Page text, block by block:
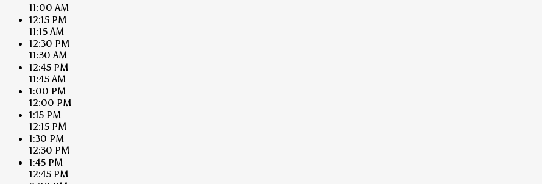
11:00 AM
12:15 PM
11:15 AM
12:30 PM
11:30 AM
12:45 PM
11:45 AM
1:00 PM
12:00 PM
1:15 PM
12:15 PM
1:30 PM
12:30 PM
1:45 PM
12:45 PM